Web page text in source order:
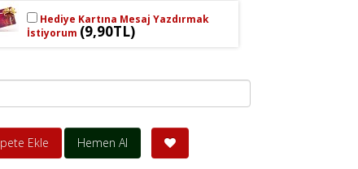
Hediye Kartına Mesaj Yazdırmak
İstiyorum (9,90TL)
Ekle Hemen Al